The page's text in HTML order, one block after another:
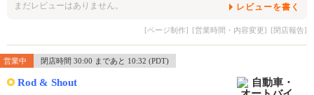
まだレビューはありません。 レビューを書く
[ページ制作] [営業時間・内容変更] [閉店報告]
営業中 閉店時間 30:00 まであと 10:32 (PDT)
Rod & Shout